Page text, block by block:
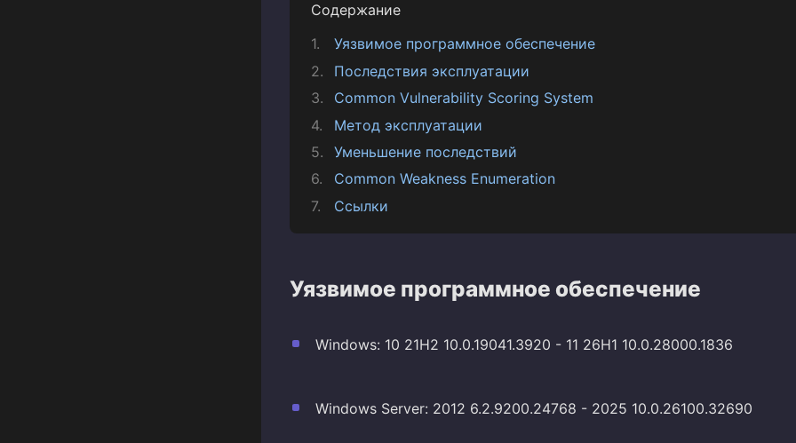
Содержание
Уязвимое программное обеспечение
Последствия эксплуатации
Common Vulnerability Scoring System
Метод эксплуатации
Уменьшение последствий
Common Weakness Enumeration
Ссылки
Уязвимое программное обеспечение
Windows: 10 21H2 10.0.19041.3920 - 11 26H1 10.0.28000.1836
Windows Server: 2012 6.2.9200.24768 - 2025 10.0.26100.32690